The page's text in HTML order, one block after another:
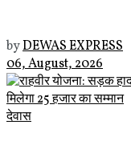
byDEWAS EXPRESS
06, August, 2026
देवास